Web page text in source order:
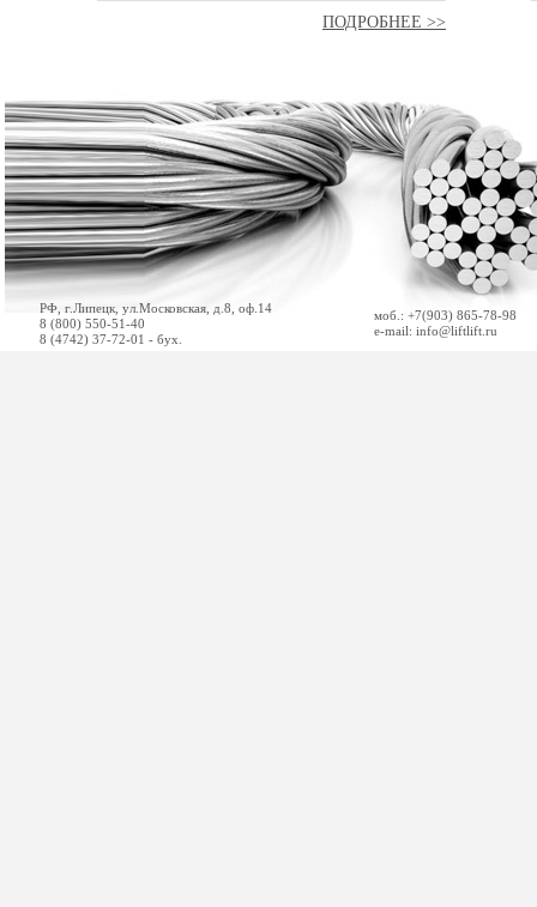
ПОДРОБНЕЕ >>
РФ, г.Липецк, ул.Московская, д.8, оф.14
8 (800) 550-51-40
8 (4742) 37-72-01 - бух.
моб.: +7(903) 865-78-98
e-mail: info@liftlift.ru